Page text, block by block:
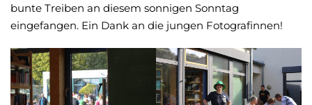
bunte Treiben an diesem sonnigen Sonntag
eingefangen. Ein Dank an die jungen Fotografinnen!